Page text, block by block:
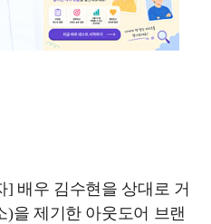
배우 김수현을 상대로 거
)을 제기한 아웃도어 브랜